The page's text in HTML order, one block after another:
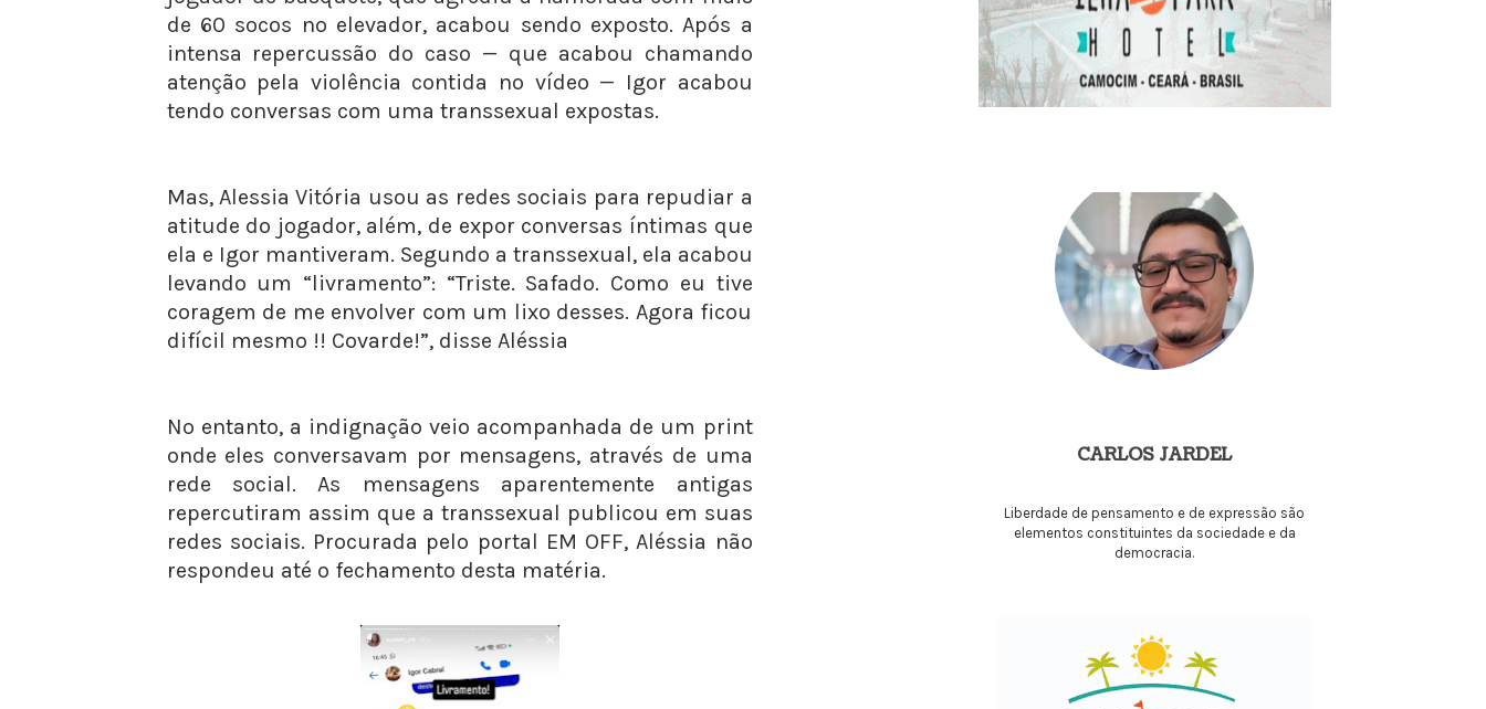
de 60 socos no elevador, acabou sendo exposto. Após a
intensa repercussão do caso — que acabou chamando
atenção pela violência contida no vídeo — Igor acabou
tendo conversas com uma transsexual expostas.
Mas, Alessia Vitória usou as redes sociais para repudiar a
atitude do jogador, além, de expor conversas íntimas que
ela e Igor mantiveram. Segundo a transsexual, ela acabou
levando um “livramento”: “Triste. Safado. Como eu tive
coragem de me envolver com um lixo desses. Agora ficou
difícil mesmo !! Covarde!”, disse Aléssia
No entanto, a indignação veio acompanhada de um print
onde eles conversavam por mensagens, através de uma
rede social. As mensagens aparentemente antigas
repercutiram assim que a transsexual publicou em suas
redes sociais. Procurada pelo portal EM OFF, Aléssia não
respondeu até o fechamento desta matéria.
CARLOS JARDEL
Liberdade de pensamento e de expressão são
elementos constituintes da sociedade e da
democracia.